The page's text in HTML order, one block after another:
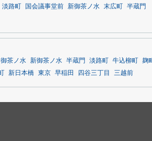
淡路町 国会議事堂前 新御茶ノ水 末広町 半蔵門
御茶ノ水 新御茶ノ水 半蔵門 淡路町 牛込柳町
麹町
新日本橋 東京 早稲田 四谷三丁目 三越前